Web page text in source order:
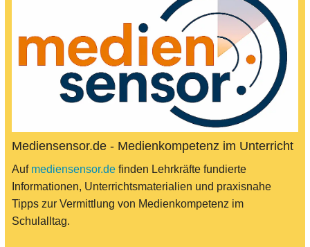
Mediensensor.de - Medienkompetenz im Unterricht
Auf mediensensor.de finden Lehrkräfte fundierte
Informationen, Unterrichtsmaterialien und praxisnahe
Tipps zur Vermittlung von Medienkompetenz im
Schulalltag.